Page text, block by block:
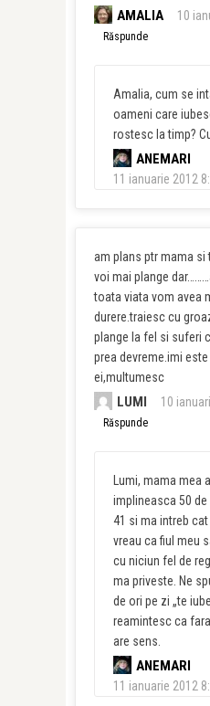
AMALIA 10
Răspunde
Amalia, cum se
oameni care
rostesc la timp?
ANEMARI
11 ianuarie 2012
am plans ptr mama si
voi mai plange
toata viata vom avea
durere.traiesc cu
plange la fel si suferi
prea devreme.imi
ei,multumesc
LUMI 10
Răspunde
Lumi, mama mea
implineasca 50 de
41 si ma intreb
vreau ca fiul meu
cu niciun fel de
ma priveste. Ne
de ori pe zi „te
reamintesc ca
are sens.
ANEMARI
11 ianuarie 2012